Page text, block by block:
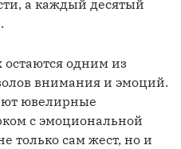
а каждый десятый
одним из
внимания и эмоций.
ювелирные
с эмоциональной
только сам жест, но и